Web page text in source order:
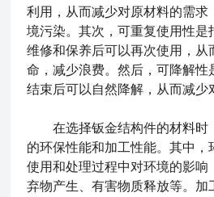
利用，从而减少对原材料的需求
境污染。其次，可重复使用性是
维修和保养后可以再次使用，从
命，减少浪费。然后，可降解性
结束后可以自然降解，从而减少
在选择钣金结构件的材料时
的环保性能和加工性能。其中，
使用和处理过程中对环境的影响
弃物产生、有害物质释放等。加